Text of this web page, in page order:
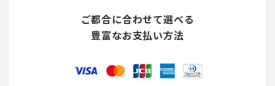
ご都合に合わせて選べる
豊富なお支払い方法